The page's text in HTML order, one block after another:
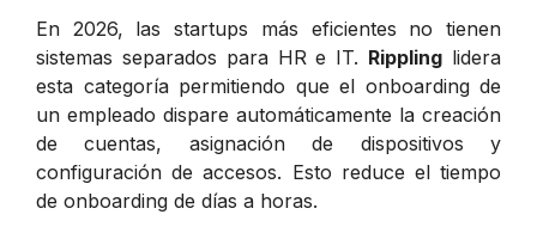
En 2026, las startups más eficientes no tienen
sistemas separados para HR e IT. Rippling lidera
esta categoría permitiendo que el onboarding de
un empleado dispare automáticamente la creación
de cuentas, asignación de dispositivos y
configuración de accesos. Esto reduce el tiempo
de onboarding de días a horas.